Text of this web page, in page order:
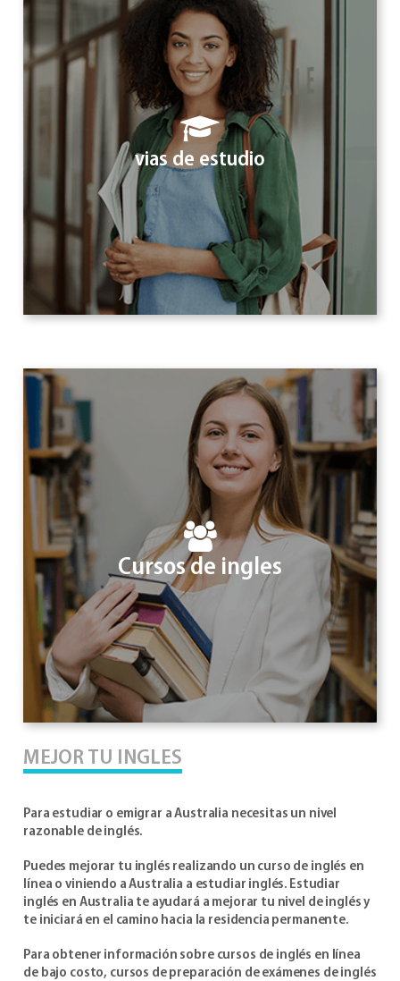
vias de estudio
MEJOR TU INGLES
Para estudiar o emigrar a Australia necesitas un nivel
razonable de inglés.
Puedes mejorar tu inglés realizando un curso de inglés en
línea o viniendo a Australia a estudiar inglés. Estudiar
inglés en Australia te ayudará a mejorar tu nivel de inglés y
te iniciará en el camino hacia la residencia permanente.
Para obtener información sobre cursos de inglés en línea
de bajo costo, cursos de preparación de exámenes de inglés
Cursos de ingles